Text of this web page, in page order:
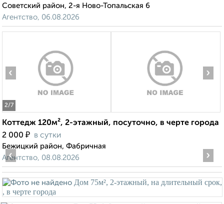
Советский район, 2-я Ново-Топальская 6
Агентство, 06.08.2026
2/7
‹ ›
Коттедж 120м², 2-этажный, посуточно, в черте города
2 000 ₽ в сутки
Бежицкий район, Фабричная
Агентство, 08.08.2026
‹ ›